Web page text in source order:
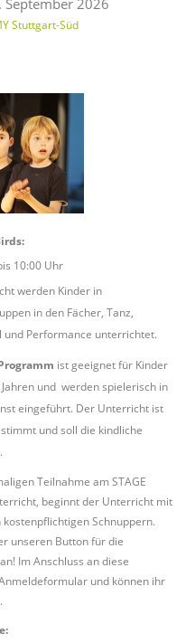
Stuttgart-Süd
10:00 Uhr
werden Kinder in
in den Fächer, Tanz,
und Performance unterrichtet.
ist geeignet für Kinder
und werden spielerisch in
eingeführt. Der Unterricht ist
und soll die kindliche
Teilnahme am STAGE
beginnt der Unterricht mit
Schnuppern.
unseren Button für die
Im Anschluss an diese
und können ihr